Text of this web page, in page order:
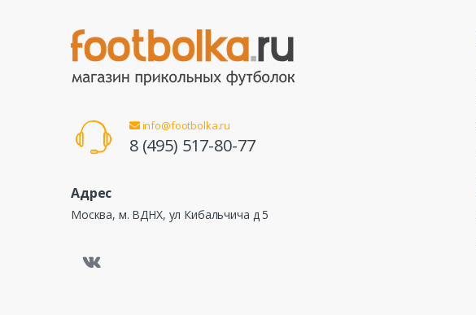
info@footbolka.ru
8 (495) 517-80-77
Адрес
Москва, м. ВДНХ, ул Кибальчича д 5